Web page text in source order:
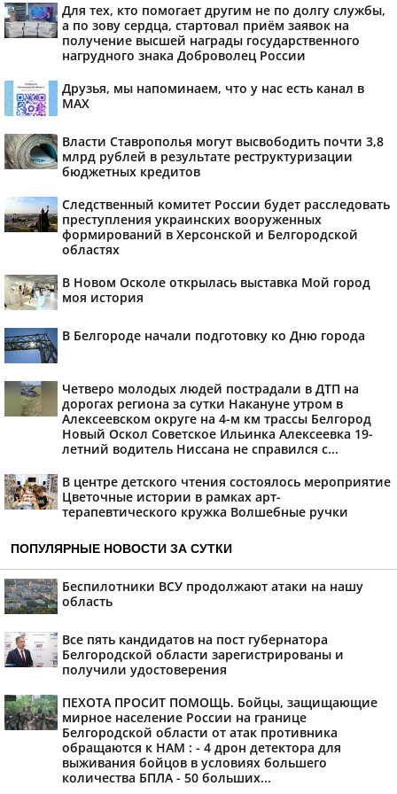
Для тех, кто помогает другим не по долгу службы,
а по зову сердца, стартовал приём заявок на
получение высшей награды государственного
нагрудного знака Доброволец России
Друзья, мы напоминаем, что у нас есть канал в
МАХ
Власти Ставрополья могут высвободить почти 3,8
млрд рублей в результате реструктуризации
бюджетных кредитов
Следственный комитет России будет расследовать
преступления украинских вооруженных
формирований в Херсонской и Белгородской
областях
В Новом Осколе открылась выставка Мой город
моя история
В Белгороде начали подготовку ко Дню города
Четверо молодых людей пострадали в ДТП на
дорогах региона за сутки Накануне утром в
Алексеевском округе на 4-м км трассы Белгород
Новый Оскол Советское Ильинка Алексеевка 19-
летний водитель Ниссана не справился с...
В центре детского чтения состоялось мероприятие
Цветочные истории в рамках арт-
терапевтического кружка Волшебные ручки
ПОПУЛЯРНЫЕ НОВОСТИ ЗА СУТКИ
Беспилотники ВСУ продолжают атаки на нашу
область
Все пять кандидатов на пост губернатора
Белгородской области зарегистрированы и
получили удостоверения
ПЕХОТА ПРОСИТ ПОМОЩЬ. Бойцы, защищающие
мирное население России на границе
Белгородской области от атак противника
обращаются к НАМ : - 4 дрон детектора для
выживания бойцов в условиях большего
количества БПЛА - 50 больших...